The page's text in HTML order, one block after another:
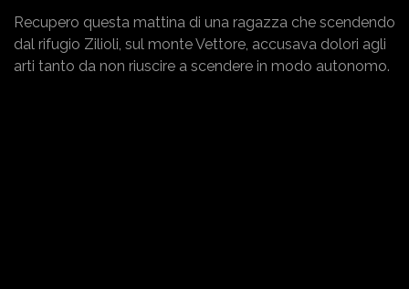
Recupero questa mattina di una ragazza che scendendo
dal rifugio Zilioli, sul monte Vettore, accusava dolori agli
arti tanto da non riuscire a scendere in modo autonomo.